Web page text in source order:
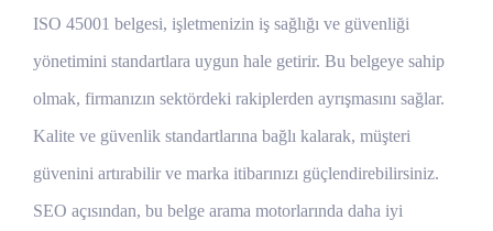
ISO 45001 belgesi, işletmenizin iş sağlığı ve güvenliği
yönetimini standartlara uygun hale getirir. Bu belgeye sahip
olmak, firmanızın sektördeki rakiplerden ayrışmasını sağlar.
Kalite ve güvenlik standartlarına bağlı kalarak, müşteri
güvenini artırabilir ve marka itibarınızı güçlendirebilirsiniz.
SEO açısından, bu belge arama motorlarında daha iyi